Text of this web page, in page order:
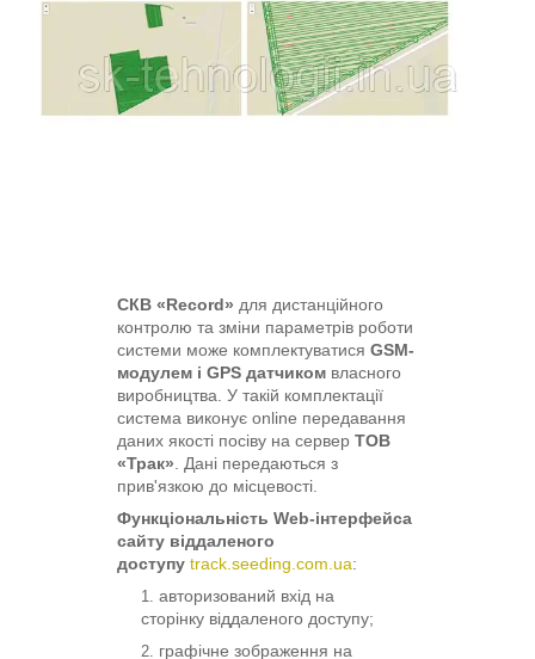
СКВ «Record» для дистанційного
контролю та зміни параметрів роботи
системи може комплектуватися GSM-
модулем і GPS датчиком власного
виробництва. У такій комплектації
система виконує online передавання
даних якості посіву на сервер ТОВ
«Трак» . Дані передаються з
прив'язкою до місцевості.
Функціональність Web-інтерфейса
сайту віддаленого
доступу track.seeding.com.ua:
авторизований вхід на
сторінку віддаленого доступу;
графічне зображення на